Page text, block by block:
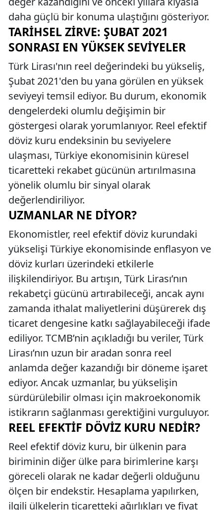
daha güçlü bir konuma ulaştığını gösteriyor.
TARIHSEL ZIRVE: ŞUBAT 2021
SONRASI EN YÜKSEK SEVIYELER
Türk Lirası'nın reel değerindeki bu yükseliş,
Şubat 2021'den bu yana görülen en yüksek
seviyeyi temsil ediyor. Bu durum, ekonomik
dengelerdeki olumlu değişimin bir
göstergesi olarak yorumlanıyor. Reel efektif
döviz kuru endeksinin bu seviyelere
ulaşması, Türkiye ekonomisinin küresel
ticaretteki rekabet gücünün artırılmasına
yönelik olumlu bir sinyal olarak
değerlendiriliyor.
UZMANLAR NE DIYOR?
Ekonomistler, reel efektif döviz kurundaki
yükselişi Türkiye ekonomisinde enflasyon ve
döviz kurları üzerindeki etkilerle
ilişkilendiriyor. Bu artışın, Türk Lirası’nın
rekabetçi gücünü artırabileceği, ancak aynı
zamanda ithalat maliyetlerini düşürerek dış
ticaret dengesine katkı sağlayabileceği ifade
ediliyor. TCMB’nin açıkladığı bu veriler, Türk
Lirası’nın uzun bir aradan sonra reel
anlamda değer kazandığı bir döneme işaret
ediyor. Ancak uzmanlar, bu yükselişin
sürdürülebilir olması için makroekonomik
istikrarın sağlanması gerektiğini vurguluyor.
REEL EFEKTIF DÖVIZ KURU NEDIR?
Reel efektif döviz kuru, bir ülkenin para
biriminin diğer ülke para birimlerine karşı
göreceli olarak ne kadar değerli olduğunu
ölçen bir endekstir. Hesaplama yapılırken,
ilgili ülkelerin ticaretteki ağırlıkları ve fiyat